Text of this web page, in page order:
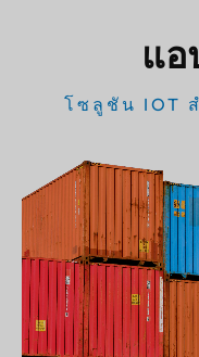
แอ
โซลูชัน IOT